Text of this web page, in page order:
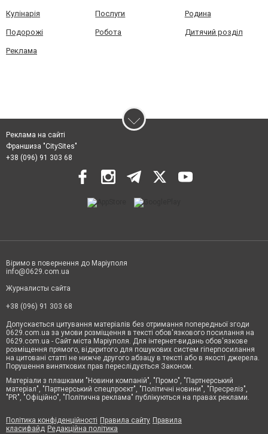
Кулінарія Послуги Родина
Подорожі Робота Дитячий розділ
Реклама
Реклама на сайті
Франшиза "CitySites"
+38 (096) 91 303 68
Віримо в повернення до Маріуполя
info@0629.com.ua
Журналисты сайта
+38 (096) 91 303 68
Допускається цитування матеріалів без отримання попередньої згоди
0629.com.ua за умови розміщення в тексті обов'язкового посилання на
0629.com.ua - Сайт міста Маріуполя. Для інтернет-видань обов'язкове
розміщення прямого, відкритого для пошукових систем гіперпосилання
на цитовані статті не нижче другого абзацу в тексті або в якості джерела.
Порушення виняткових прав переслідується Законом.
Матеріали з плашками "Новини компаній", "Промо", "Партнерський
матеріал", "Партнерський спецпроєкт", "Політичні новини", "Пресреліз",
"PR", "Офіційно", "Політична реклама" публікуються на правах реклами.
Політика конфіденційності Правила сайту Правила
класифайд Редакційна політика